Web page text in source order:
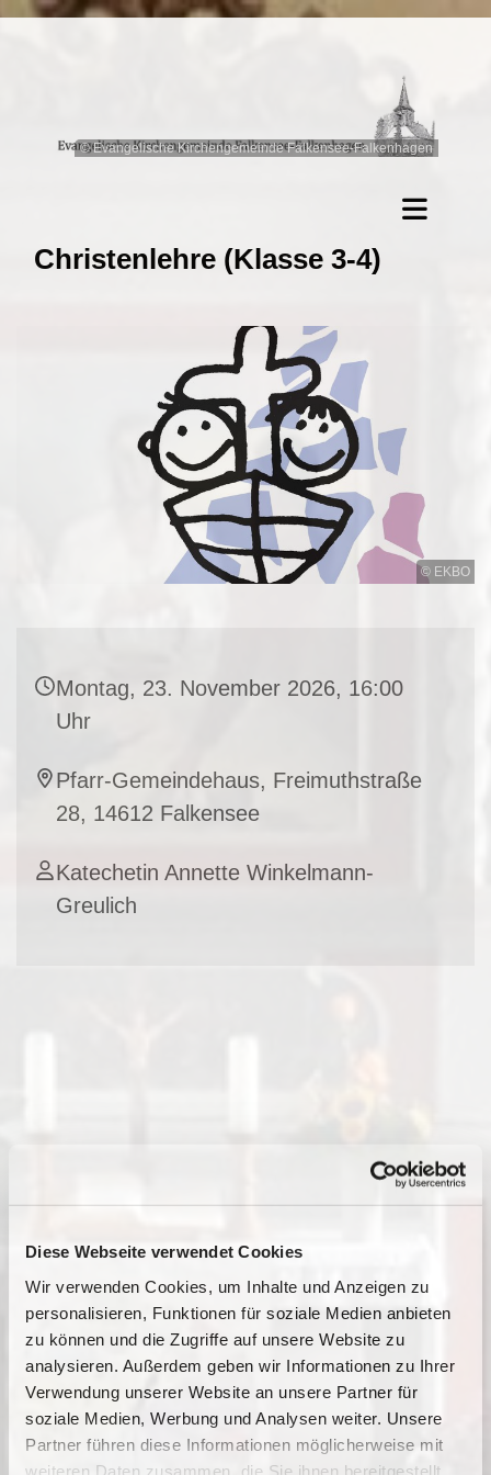
Diese Webseite verwendet Cookies
Wir verwenden Cookies, um Inhalte und Anzeigen zu
personalisieren, Funktionen für soziale Medien anbieten
zu können und die Zugriffe auf unsere Website zu
analysieren. Außerdem geben wir Informationen zu Ihrer
Verwendung unserer Website an unsere Partner für
soziale Medien, Werbung und Analysen weiter. Unsere
Partner führen diese Informationen möglicherweise mit
weiteren Daten zusammen, die Sie ihnen bereitgestellt
© Evangelische Kirchengemeinde Falkensee-Falkenhagen
Christenlehre (Klasse 3-4)
© EKBO
Montag, 23. November 2026, 16:00
Uhr
Pfarr-Gemeindehaus, Freimuthstraße
28, 14612 Falkensee
Katechetin Annette Winkelmann-
Greulich
Dies könnte Sie auch